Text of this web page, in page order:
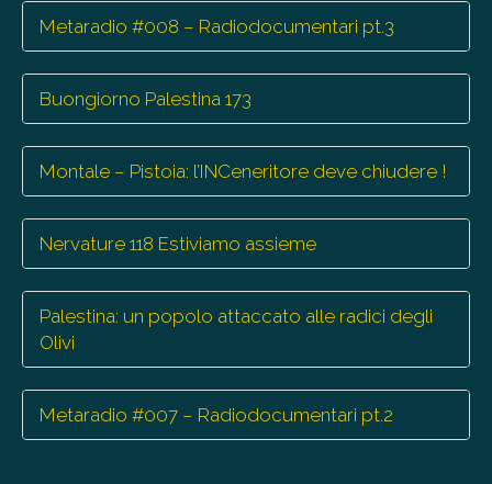
Metaradio #008 – Radiodocumentari pt.3
Buongiorno Palestina 173
Montale – Pistoia: l’INCeneritore deve chiudere !
Nervature 118 Estiviamo assieme
Palestina: un popolo attaccato alle radici degli
Olivi
Metaradio #007 – Radiodocumentari pt.2